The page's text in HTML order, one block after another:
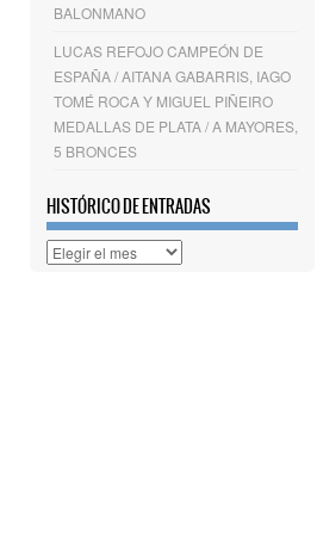
BALONMANO
LUCAS REFOJO CAMPEÓN DE
ESPAÑA / AITANA GABARRIS, IAGO
TOMÉ ROCA Y MIGUEL PIÑEIRO
MEDALLAS DE PLATA / A MAYORES,
5 BRONCES
HISTÓRICO DE ENTRADAS
Histórico